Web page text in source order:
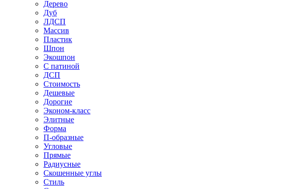
Дерево
Дуб
ЛДСП
Массив
Пластик
Шпон
Экошпон
С патиной
ДСП
Стоимость
Дешевые
Дорогие
Эконом-класс
Элитные
Форма
П-образные
Угловые
Прямые
Радиусные
Скошенные углы
Стиль